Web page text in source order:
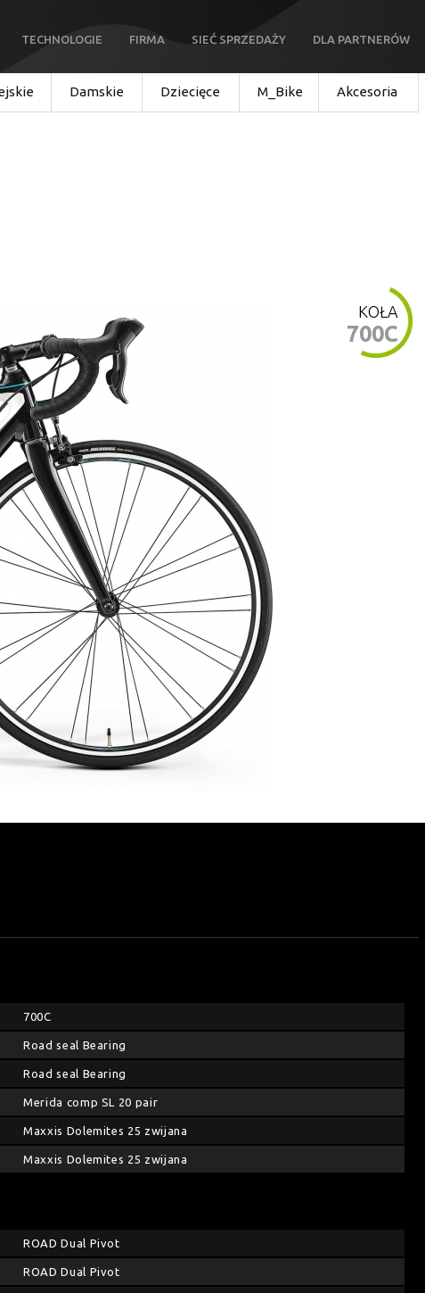
TECHNOLOGIE FIRMA SIEĆ SPRZEDAŻY DLA PARTNERÓW
Damskie Dziecięce M_Bike Akcesoria
KOŁA
700C
700C
Road seal Bearing
Road seal Bearing
Merida comp SL 20 pair
Maxxis Dolemites 25 zwijana
Maxxis Dolemites 25 zwijana
ROAD Dual Pivot
ROAD Dual Pivot